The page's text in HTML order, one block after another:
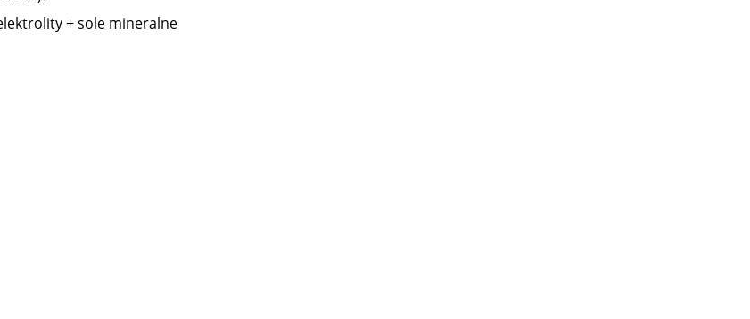
+ sole mineralne